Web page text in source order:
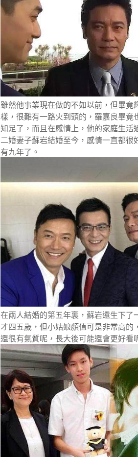
雖然他事業現在做的不如以前，但畢竟
樣，很難有一路火到頭的，羅嘉良畢竟
知足了，而且在感情上，他的家庭生活
二婚妻子蘇岩結婚至今，感情一直都很
有九年了。
在兩人結婚的第五年裏，蘇岩還生下了
才四五歲，但小姑娘顏值可是非常高的
還很有氣質呢，長大後可能還會更好看